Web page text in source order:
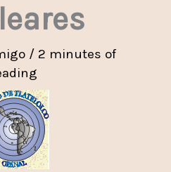
/ 2 minutes of